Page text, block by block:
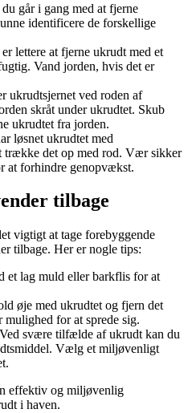
går i gang med at fjerne
identificere de forskellige
lettere at fjerne ukrudt med et
Vand jorden, hvis det er
ukrudtsjernet ved roden af
skråt under ukrudtet. Skub
ukrudtet fra jorden.
løsnet ukrudtet med
trække det op med rod. Vær sikker
at forhindre genopvækst.
tilbage
vigtigt at tage forebyggende
tilbage. Her er nogle tips:
et lag muld eller barkflis for at
øje med ukrudtet og fjern det
for at sprede sig.
Ved svære tilfælde af ukrudt kan du
Vælg et miljøvenligt
effektiv og miljøvenlig
i haven.